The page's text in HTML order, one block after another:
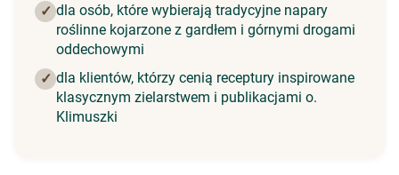
✓ dla osób, które wybierają tradycyjne napary
roślinne kojarzone z gardłem i górnymi drogami
oddechowymi
✓ dla klientów, którzy cenią receptury inspirowane
klasycznym zielarstwem i publikacjami o.
Klimuszki